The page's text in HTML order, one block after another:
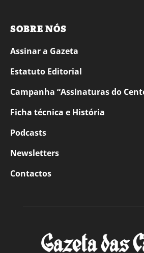
SOBRE NÓS
Assinar a Gazeta
Estatuto Editorial
Campanha “Assinaturas do
Ficha técnica e História
Podcasts
Newsletters
Contactos